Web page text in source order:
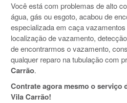
Você está com problemas de alto
água, gás ou esgoto, acabou de
especializada em caça vazamentos
localização de vazamento,
de encontrarmos o vazamento,
qualquer reparo na tubulação com
Carrão.
Contrate agora mesmo o serviço
Vila Carrão!